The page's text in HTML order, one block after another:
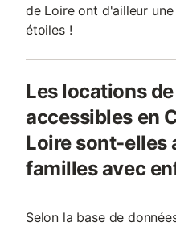
de Loire ont d'ailleur
étoiles !
Les locations
accessibles en
Loire sont-elles
familles avec
Selon la base de